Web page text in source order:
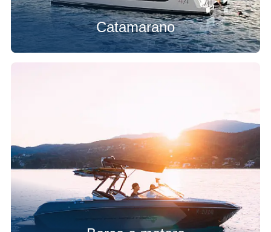
Catamarano